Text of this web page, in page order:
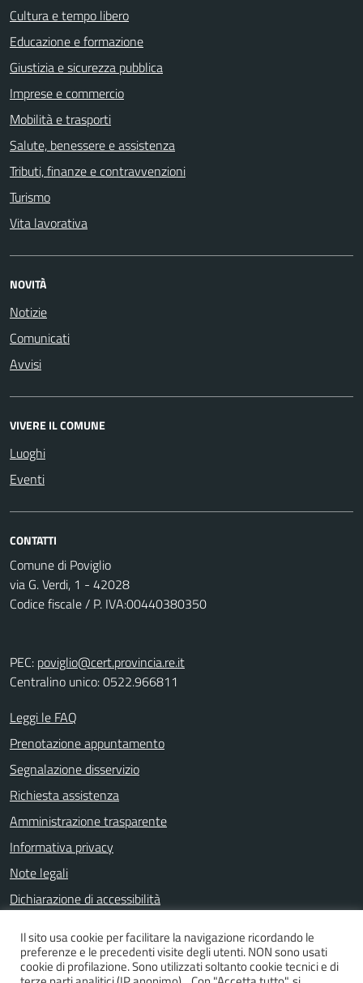
Cultura e tempo libero
Educazione e formazione
Giustizia e sicurezza pubblica
Imprese e commercio
Mobilità e trasporti
Salute, benessere e assistenza
Tributi, finanze e contravvenzioni
Turismo
Vita lavorativa
NOVITÀ
Notizie
Comunicati
Avvisi
VIVERE IL COMUNE
Luoghi
Eventi
CONTATTI
Comune di Poviglio
via G. Verdi, 1 - 42028
Codice fiscale / P. IVA:00440380350
PEC: poviglio@cert.provincia.re.it
Centralino unico: 0522.966811
Leggi le FAQ
Prenotazione appuntamento
Segnalazione disservizio
Richiesta assistenza
Amministrazione trasparente
Informativa privacy
Note legali
Dichiarazione di accessibilità
SEGUICI SU
Il sito usa cookie per facilitare la navigazione ricordando le
preferenze e le precedenti visite degli utenti. NON sono usati
cookie di profilazione. Sono utilizzati soltanto cookie tecnici e di